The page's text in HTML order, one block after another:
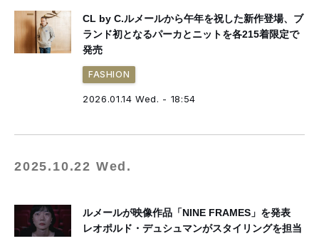
CL by C.ルメールから午年を祝した新作登場、ブ
ランド初となるパーカとニットを各215着限定で
発売
FASHION
2026.01.14 Wed. - 18:54
2025.10.22 Wed.
ルメールが映像作品「NINE FRAMES」を発表
レオポルド・デュシュマンがスタイリングを担当